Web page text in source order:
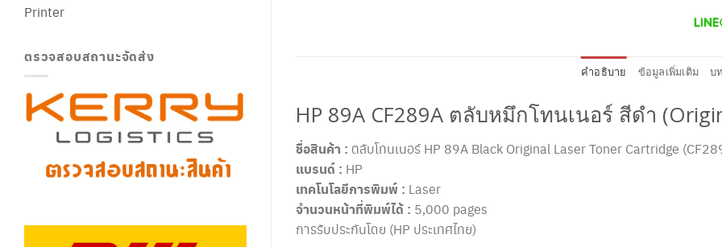
Printer
ตรวจสอบสถานะจัดส่ง
คำอธิบาย ข้อมูลเพิ่มเติม บ
HP 89A CF289A ตลับหมึกโทนเนอร์ สีดำ
ชื่อสินค้า : ตลับโทนเนอร์ HP 89A Black Original Laser Toner Cartridge
แบรนด์ : HP
เทคโนโลยีการพิมพ์ : Laser
จำนวนหน้าที่พิมพ์ได้ : 5,000 pages
การรับประกันโดย (HP ประเทศไทย)